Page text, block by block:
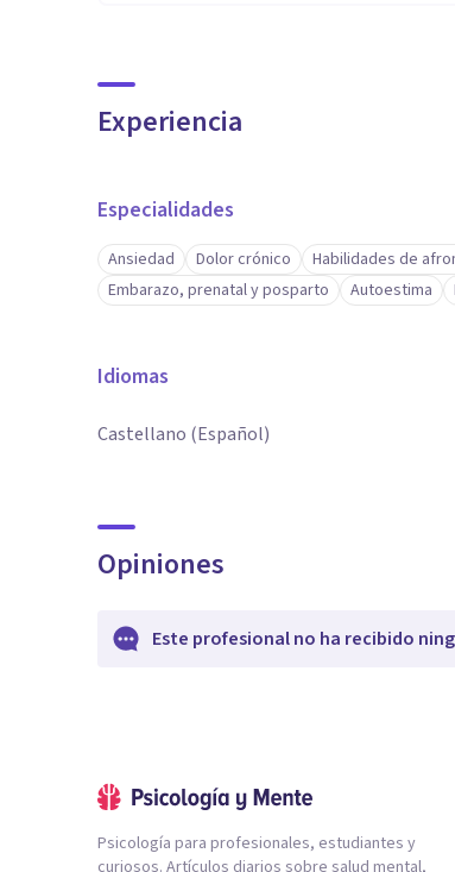
Experiencia
Especialidades
Ansiedad Dolor crónico Habilidades de
Embarazo, prenatal y posparto
Autoestima
Idiomas
Castellano (Español)
Opiniones
Este profesional no ha recibido
Psicología para profesionales, estudiantes y
curiosos. Artículos diarios sobre salud mental,